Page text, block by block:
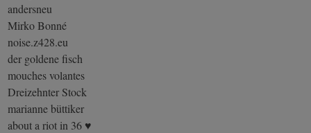
andersneu
Mirko Bonné
noise.z428.eu
der goldene fisch
mouches volantes
Dreizehnter Stock
marianne büttiker
about a riot in 36 ♥